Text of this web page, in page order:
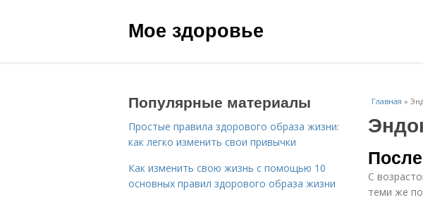
Мое здоровье
Главная »
С
теми же
Популярные материалы
Простые правила здорового образа жизни:
как легко изменить свои привычки
Как изменить свою жизнь с помощью 10
основных правил здорового образа жизни